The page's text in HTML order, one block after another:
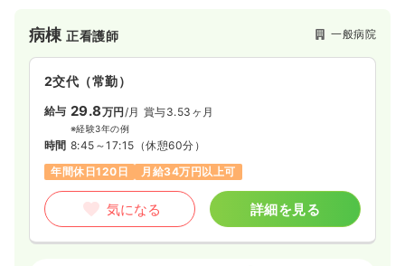
す。大谷地駅から徒歩2分とアクセスが良く、電子カルテを始め
とする医療設備も充実しております。
病棟正看護師 一般病院
2交代（常勤）
給与 29.8万円 /月 賞与3.53ヶ月
※経験3年の例
時間 8:45～17:15 （休憩60分）
年間休日120日
月給34万円以上可
気になる 詳細を見る